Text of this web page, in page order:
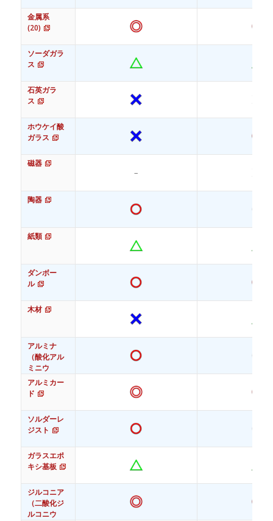
金属系
(20)
ソーダガラ
ス
石英ガラ
ス
ホウケイ酸
ガラス
磁器
陶器
紙類
ダンボー
ル
木材
アルミナ
（酸化アル
ミニウ
ム）
アルミカー
ド
ソルダーレ
ジスト
ガラスエポ
キシ基板
ジルコニア
（二酸化ジ
ルコニウ
–